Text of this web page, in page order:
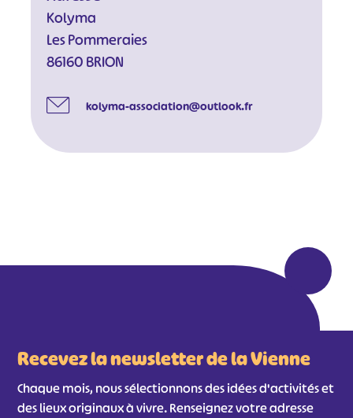
Kolyma
Les Pommeraies
86160 BRION
kolyma-association@outlook.fr
Recevez la newsletter de la Vienne
Chaque mois, nous sélectionnons des idées d'activités et
des lieux originaux à vivre. Renseignez votre adresse
# # #
#
#
#